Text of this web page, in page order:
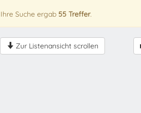
Ihre Suche ergab 55 Treffer.
Zur Listenansicht scrollen